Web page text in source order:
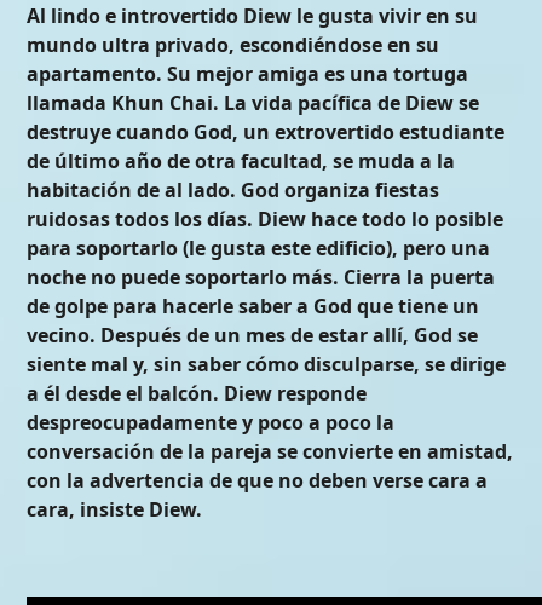
Al lindo e introvertido Diew le gusta vivir en su
mundo ultra privado, escondiéndose en su
apartamento. Su mejor amiga es una tortuga
llamada Khun Chai. La vida pacífica de Diew se
destruye cuando God, un extrovertido estudiante
de último año de otra facultad, se muda a la
habitación de al lado. God organiza fiestas
ruidosas todos los días. Diew hace todo lo posible
para soportarlo (le gusta este edificio), pero una
noche no puede soportarlo más. Cierra la puerta
de golpe para hacerle saber a God que tiene un
vecino. Después de un mes de estar allí, God se
siente mal y, sin saber cómo disculparse, se dirige
a él desde el balcón. Diew responde
despreocupadamente y poco a poco la
conversación de la pareja se convierte en amistad,
con la advertencia de que no deben verse cara a
cara, insiste Diew.